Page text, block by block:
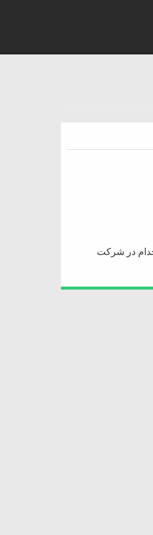
در شرکت